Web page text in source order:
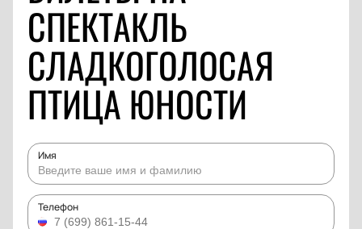
СПЕКТАКЛЬ
СЛАДКОГОЛОСАЯ
ПТИЦА ЮНОСТИ
Имя
Телефон